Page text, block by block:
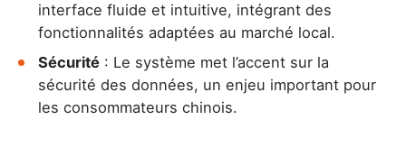
interface fluide et intuitive, intégrant des
fonctionnalités adaptées au marché local.
Sécurité : Le système met l’accent sur la
sécurité des données, un enjeu important pour
les consommateurs chinois.